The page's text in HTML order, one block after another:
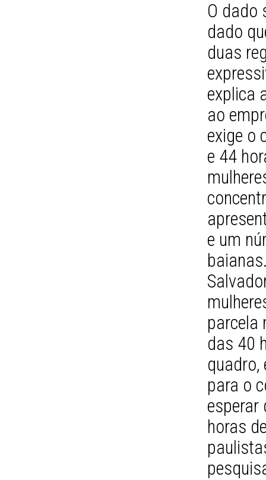
O dado
dado
duas
explica
ao
exige o
e 44
e um
parcela
das 40
para o
esperar
horas